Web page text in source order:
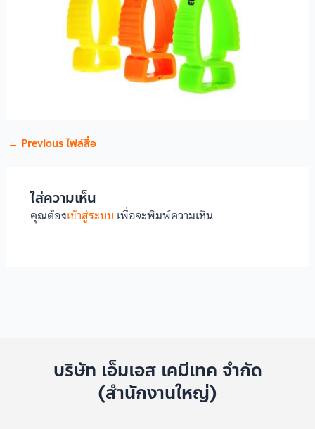
← Previous ไฟล์สื่อ
ใส่ความเห็น
คุณต้องเข้าสู่ระบบ เพื่อจะพิมพ์ความเห็น
บริษัท เอ็มเอส เคมีเทค จำกัด
(สำนักงานใหญ่)